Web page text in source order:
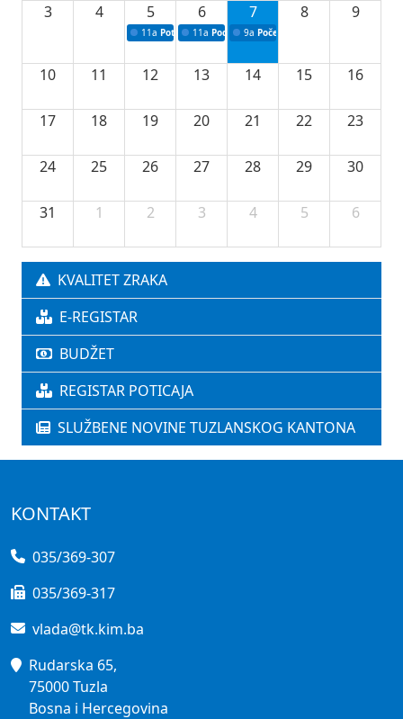
3 4 5
11a Potpisivanje ugovora o stipendijama za
6
11a Podrška razvoju vodne infrastrukture u
7
9a Početak izgradnje nove
8 9
10 11 12 13 14 15 16
17 18 19 20 21 22 23
24 25 26 27 28 29 30
31 1 2 3 4 5 6
KVALITET ZRAKA
E-REGISTAR
BUDŽET
REGISTAR POTICAJA
SLUŽBENE NOVINE TUZLANSKOG KANTONA
KONTAKT
035/369-307
035/369-317
vlada@tk.kim.ba
Rudarska 65,
75000 Tuzla
Bosna i Hercegovina